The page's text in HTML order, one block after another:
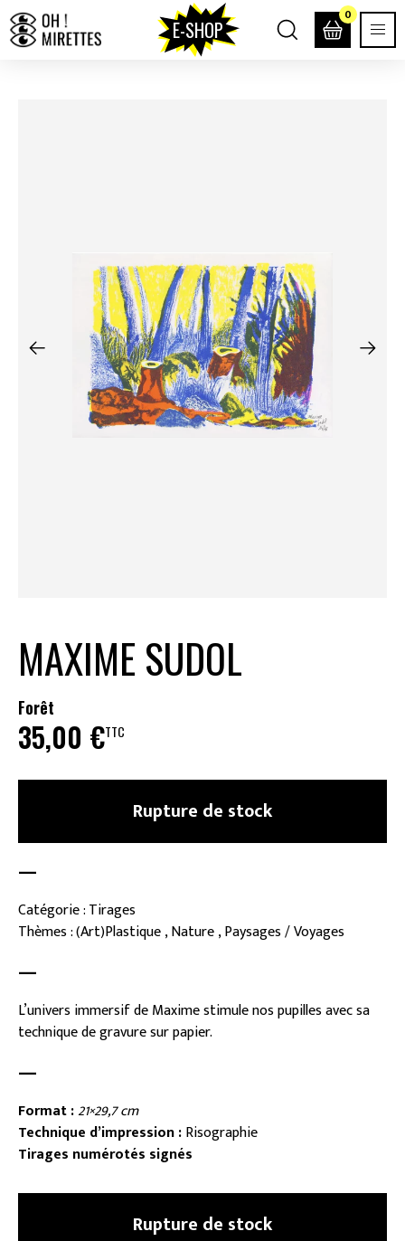
E-SHOP
0
MAXIME SUDOL
Forêt
35,00 €TTC
Rupture de stock
—
Catégorie : Tirages
Thèmes : (Art)Plastique , Nature , Paysages / Voyages
—
L’univers immersif de Maxime stimule nos pupilles avec sa
technique de gravure sur papier.
—
Format :21×29,7 cm
Technique d’impression :Risographie
Tirages numérotés signés
Rupture de stock